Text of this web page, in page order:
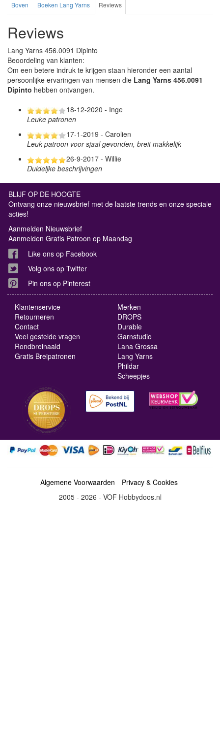
Boven Boeken Lang Yarns Reviews
Reviews
Lang Yarns 456.0091 Dipinto
Beoordeling van klanten:
Om een betere indruk te krijgen staan hieronder een aantal
persoonlijke ervaringen van mensen die Lang Yarns 456.0091
Dipinto hebben ontvangen.
18-12-2020 - Inge
Leuke patronen
17-1-2019 - Carolien
Leuk patroon voor sjaal gevonden, breit makkelijk
26-9-2017 - Willie
Duideljke beschrijvingen
BLIJF OP DE HOOGTE
Ontvang onze nieuwsbrief met de laatste trends en onze speciale
acties!
Aanmelden Nieuwsbrief
Aanmelden Gratis Patroon op Maandag
Like ons op Facebook
Volg ons op Twitter
Pin ons op Pinterest
Klantenservice
Retourneren
Contact
Veel gestelde vragen
Rondbreinaald
Gratis Breipatronen
Merken
DROPS
Durable
Garnstudio
Lana Grossa
Lang Yarns
Phildar
Scheepjes
Algemene Voorwaarden
Privacy & Cookies
2005 - 2026 - VOF Hobbydoos.nl